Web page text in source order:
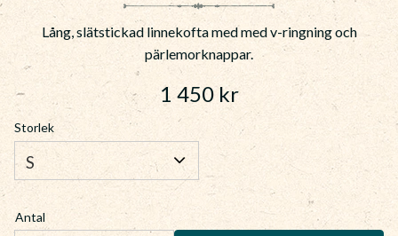
Lång, slätstickad linnekofta med med v-ringning och
pärlemorknappar.
1 450kr
Storlek
Antal